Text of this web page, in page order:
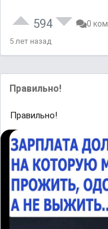
594 0
5 лет назад
Правильно!
Правильно!